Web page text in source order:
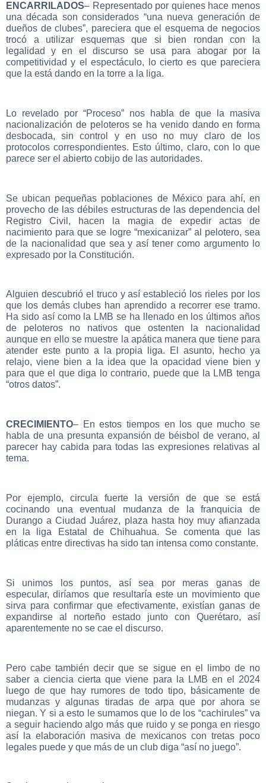
ENCARRILADOS– Representado por quienes hace menos
una década son considerados “una nueva generación de
dueños de clubes”, pareciera que el esquema de negocios
trocó a utilizar esquemas que si bien rondan con la
legalidad y en el discurso se usa para abogar por la
competitividad y el espectáculo, lo cierto es que pareciera
que la está dando en la torre a la liga.
Lo revelado por “Proceso” nos habla de que la masiva
nacionalización de peloteros se ha venido dando en forma
desbocada, sin control y en uso no muy claro de los
protocolos correspondientes. Esto último, claro, con lo que
parece ser el abierto cobijo de las autoridades.
Se ubican pequeñas poblaciones de México para ahí, en
provecho de las débiles estructuras de las dependencia del
Registro Civil, hacen la magia de expedir actas de
nacimiento para que se logre “mexicanizar” al pelotero, sea
de la nacionalidad que sea y así tener como argumento lo
expresado por la Constitución.
Alguien descubrió el truco y así estableció los rieles por los
que los demás clubes han aprendido a recorrer ese tramo.
Ha sido así como la LMB se ha llenado en los últimos años
de peloteros no nativos que ostenten la nacionalidad
aunque en ello se muestre la apática manera que tiene para
atender este punto a la propia liga. El asunto, hecho ya
relajo, viene bien a la idea que la opacidad viene bien y
para que el que diga lo contrario, puede que la LMB tenga
“otros datos”.
CRECIMIENTO– En estos tiempos en los que mucho se
habla de una presunta expansión de béisbol de verano, al
parecer hay cabida para todas las expresiones relativas al
tema.
Por ejemplo, circula fuerte la versión de que se está
cocinando una eventual mudanza de la franquicia de
Durango a Ciudad Juárez, plaza hasta hoy muy afianzada
en la liga Estatal de Chihuahua. Se comenta que las
pláticas entre directivas ha sido tan intensa como constante.
Si unimos los puntos, así sea por meras ganas de
especular, diríamos que resultaría este un movimiento que
sirva para confirmar que efectivamente, existían ganas de
expandirse al norteño estado junto con Querétaro, así
aparentemente no se cae el discurso.
Pero cabe también decir que se sigue en el limbo de no
saber a ciencia cierta que viene para la LMB en el 2024
luego de que hay rumores de todo tipo, básicamente de
mudanzas y algunas tiradas de arpa que por ahora se
niegan. Y si a esto le sumamos que lo de los “cachirules” va
a seguir haciendo algo más que ruido y se ponga en riesgo
así la elaboración masiva de mexicanos con tretas poco
legales puede y que más de un club diga “así no juego”.